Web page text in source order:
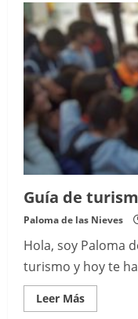
en
Jerez
de
la
Frontera
Guía de
Paloma de las Nieves
Hola, soy Paloma
turismo y hoy te
Leer MásRead
more